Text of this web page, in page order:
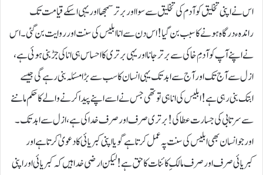
اس نے اپنی تخلیق کو آدم کی تخلیق سے سوا اور برتر سمجھا اور یہی اسکے قیامت تک
راندہءدرگاہ ہونے کا سبب بن گیا!اس دن سے انا ابلیس کی سنت اور روایت بن گئی۔ اس
نے اپنے آپ کوآدمِ خاکی سے برتر جانا اور یہی برتری کا احساس ہی انا کی جڑ بنی ہوئی ہے،
ازل سے آج تک اور آج سے ابد تک یہی انسان کا سب سے بڑا مسئلہ بنی رہے گی جیسے
ابتک بنی رہی ہے !ابلیس کی انا ہی تو تھی جس نے اسے اپنے پیدا کرنے والے کا حکم ماننے
سے سرتابی کی جسارت عطا کی!برتری صرف اور صرف خدا کی ہے، ازل سے ابد تک۔
اور جو انسان بھی ابلیس کی سنت پہ عمل کرتا ہے گویا اپنی کبریائی کا دعویٰ کرتا ہے اور
کبریائی صرف اور صرف مالکِ کائنات کا حق ہے !لیکن ارضی خدا ہیں کہ کبریائی اور اپنی